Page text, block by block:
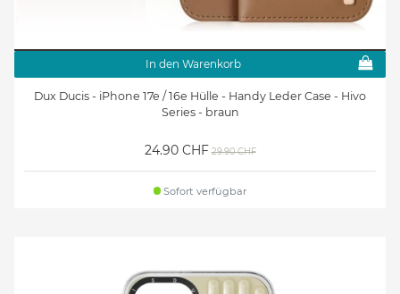
In den Warenkorb
Dux Ducis - iPhone 17e / 16e Hülle - Handy Leder Case - Hivo
Series - braun
24.90 CHF 29.90 CHF
Sofort verfügbar